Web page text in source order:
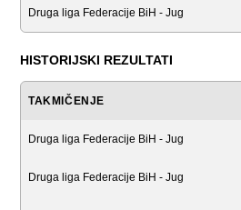
Druga liga Federacije BiH - Jug
HISTORIJSKI REZULTATI
TAKMIČENJE
Druga liga Federacije BiH - Jug
Druga liga Federacije BiH - Jug